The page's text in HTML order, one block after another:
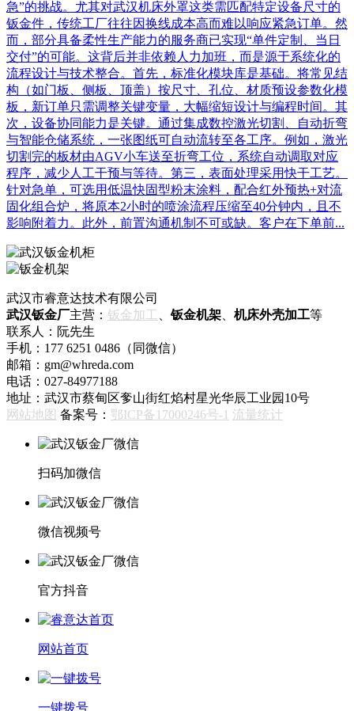
急”的挑战。尤其对武汉机床外罩这类需匹配特定设备尺寸的
钣金件，传统工厂往往因换线成本高而难以响应紧急订单。然
而，部分具备柔性生产能力的服务商已实现“单件定制、当日
交付”的可能。这背后并非依赖人力加班，而是源于系统化的
流程设计与技术整合。首先，标准化模块库是基础。将常见结
构（如门板、侧板、顶盖）按尺寸、孔位、材质预设参数化模
板，新订单只需调整关键变量，大幅缩短设计与编程时间。其
次，设备协同能力是关键。通过集成数控激光切割、自动折弯
与智能仓储系统，一张图纸可自动流转至各工序。例如，激光
切割完的板材由AGV小车送至折弯工位，系统自动调取对应
程序，减少人工干预与等待。第三，表面处理采用快干工艺。
针对急单，可选用低温快固型粉末涂料，配合红外预热+对流
固化组合炉，将原本2小时的喷涂流程压缩至40分钟内，且不
影响附着力。此外，前置沟通机制不可或缺。客户在下单前...
武汉市睿意达技术有限公司
武汉钣金厂主营： 钣金加工 、钣金机架 机床外壳加工等
联系人：阮先生
手机：177 6251 0486（同微信）
邮箱：gm@whreda.com
电话：027-84977188
地址：武汉市蔡甸区奓山街红焰村星光华辰工业园10号
网站地图 备案号： 鄂ICP备17000246号-1 流量统计
扫码加微信
微信视频号
官方抖音
网站首页
一键拨号